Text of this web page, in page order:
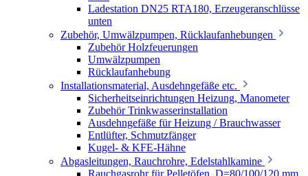
Ladestation DN25 RTA180, Erzeugeranschlüsse
unten
Zubehör, Umwälzpumpen, Rücklaufanhebungen
Zubehör Holzfeuerungen
Umwälzpumpen
Rücklaufanhebung
Installationsmaterial, Ausdehngefäße etc.
Sicherheitseinrichtungen Heizung, Manometer
Zubehör Trinkwasserinstallation
Ausdehngefäße für Heizung / Brauchwasser
Entlüfter, Schmutzfänger
Kugel- & KFE-Hähne
Abgasleitungen, Rauchrohre, Edelstahlkamine
Rauchgasrohr für Pelletöfen, D=80/100/120 mm